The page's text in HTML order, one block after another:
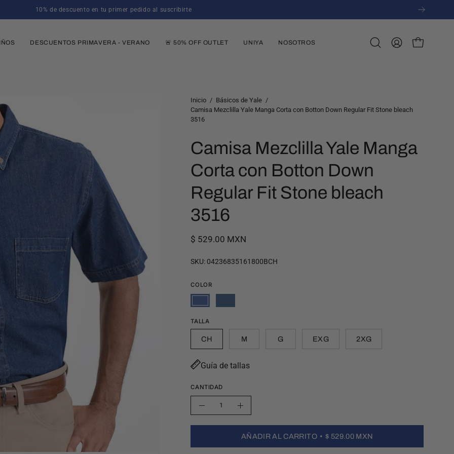
10% de descuento en tu primer pedido al suscribirte
DESCUENTOS PRIMAVERA - VERANO 🚨 50% OFF OUTLET UNIYA NOSOTROS
Abrir
MI
CARRO
Inicio / Básicos de Yale /
Camisa Mezclilla Yale Manga Corta con Botton Down Regular Fit Stone bleach
3516
Camisa Mezclilla Yale Manga
Corta con Botton Down
Regular Fit Stone bleach
3516
$ 529.00 MXN
SKU: 04236835161800BCH
COLOR
TALLA
CH M G EXG 2XG
Guía de tallas
CANTIDAD
Cantidad
la
Aumentar
la
cantidad
AÑADIR AL CARRITO $ 529.00 MXN